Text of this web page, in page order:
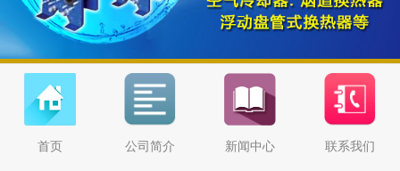
首页 公司简介 新闻中心 联系我们